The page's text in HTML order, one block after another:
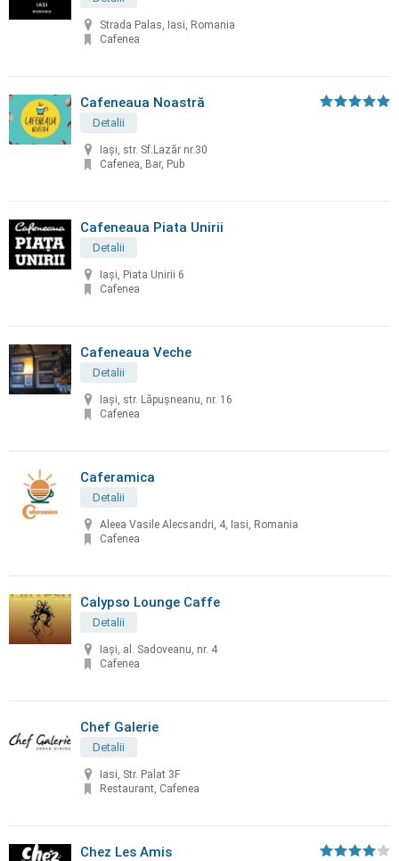
Strada Palas, Iasi, Romania
Cafenea
Cafeneaua Noastră
Detalii
Iași, str. Sf.Lazăr nr.30
Cafenea, Bar, Pub
Cafeneaua Piata Unirii
Detalii
Iași, Piata Unirii 6
Cafenea
Cafeneaua Veche
Detalii
Iaşi, str. Lăpuşneanu, nr. 16
Cafenea
Caferamica
Detalii
Aleea Vasile Alecsandri, 4, Iasi, Romania
Cafenea
Calypso Lounge Caffe
Detalii
Iași, al. Sadoveanu, nr. 4
Cafenea
Chef Galerie
Detalii
Iasi, Str. Palat 3F
Restaurant, Cafenea
Chez Les Amis